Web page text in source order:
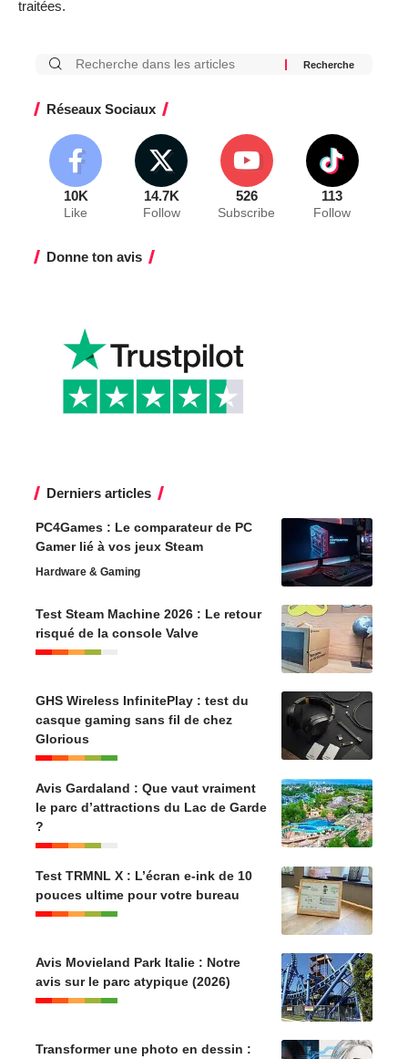
traitées.
Réseaux Sociaux
10K
Like
14.7K
Follow
526
Subscribe
113
Follow
Donne ton avis
Derniers articles
PC4Games : Le comparateur de PC
Gamer lié à vos jeux Steam
Hardware & Gaming
Test Steam Machine 2026 : Le retour
risqué de la console Valve
GHS Wireless InfinitePlay : test du
casque gaming sans fil de chez
Glorious
Avis Gardaland : Que vaut vraiment
le parc d’attractions du Lac de Garde
?
Test TRMNL X : L’écran e-ink de 10
pouces ultime pour votre bureau
Avis Movieland Park Italie : Notre
avis sur le parc atypique (2026)
Transformer une photo en dessin :